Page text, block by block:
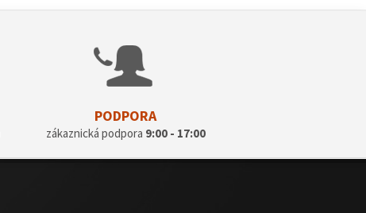
PODPORA
zákaznická podpora 9:00 - 17:00